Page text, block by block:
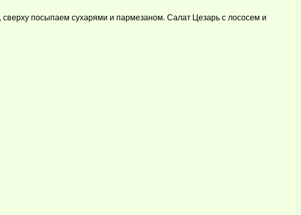
посыпаем сухарями и пармезаном. Салат Цезарь с лососем и